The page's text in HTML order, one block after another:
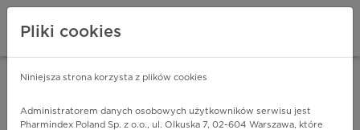
Pliki cookies
Niniejsza strona korzysta z plików cookies
Administratorem danych osobowych użytkowników serwisu jest
Pharmindex Poland Sp. z o.o., ul. Olkuska 7, 02-604 Warszawa, które
ZA DARMO - w Google Play INSTALUJ